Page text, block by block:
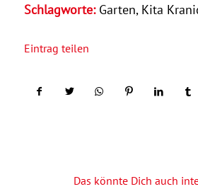
Schlagworte: Garten, Kita
Eintrag teilen
Das könnte Dich auch